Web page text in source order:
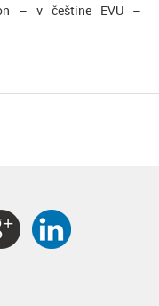
– v češtine EVU –